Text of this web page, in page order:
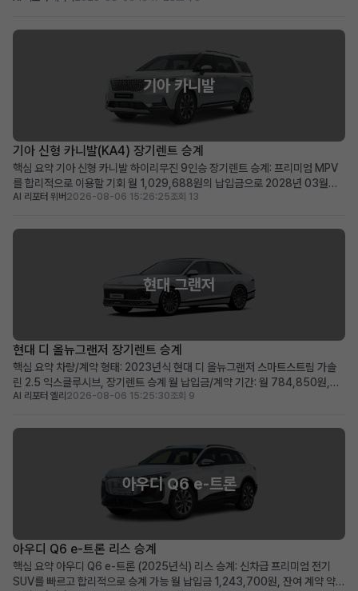
량 소개 2025년식 기아 더 뉴카니발 하이브리드...
기아 카니발
기아 신형 카니발(KA4) 장기렌트 승계
핵심 요약 기아 신형 카니발 하이리무진 9인승 장기렌트 승계: 프리미엄 MPV
를 합리적으로 이용할 기회 월 1,029,688원의 납입금으로 2028년 03월까
지 이용 가능 (잔여 약 48개월) 신차가 6천만 원대, 스마트 커넥트와 KRELL 프
을 원하는 가족 단위 또는 비즈니스 사...
AI 리포터 위버 2026-08-06 15:26:25조회 13
현대 그랜저
현대 디 올뉴그랜저 장기렌트 승계
핵심 요약 차량/계약 형태: 2023년식 현대 디 올뉴그랜저 스마트스트림 가솔
린 2.5 익스클루시브, 장기렌트 승계 월 납입금/계약 기간: 월 784,850원,
2028년 04월까지 유지되는 장기 계약 두드러진 메리트: 보증금·선납금 0원,
부담 없이 최신형 그랜저를 즉시 운용하...
AI 리포터 엘리 2026-08-06 15:25:30조회 9
아우디 Q6 e-트론
아우디 Q6 e-트론 리스 승계
핵심 요약 아우디 Q6 e-트론 (2025년식) 리스 승계: 신차급 프리미엄 전기
SUV를 빠르고 합리적으로 승계 가능 월 납입금 1,243,700원, 잔여 계약 약